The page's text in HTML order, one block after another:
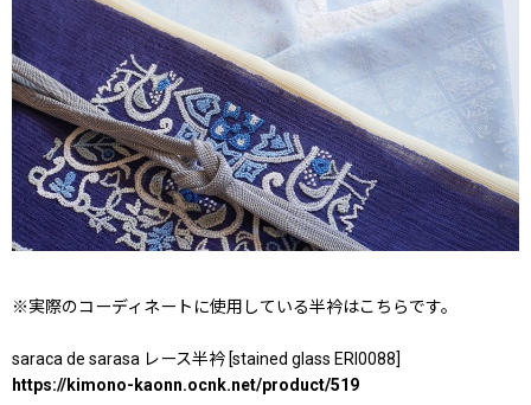
※実際のコーディネートに使用している半衿はこちらです。
saraca de sarasa レース半衿 [stained glass ERI0088]
https://kimono-kaonn.ocnk.net/product/519